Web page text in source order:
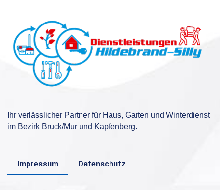
Ihr verlässlicher Partner für Haus, Garten und Winterdienst
im Bezirk Bruck/Mur und Kapfenberg.
Impressum Datenschutz